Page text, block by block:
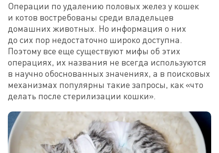
Операции по удалению половых желез у кошек
и котов востребованы среди владельцев
домашних животных. Но информация о них
до сих пор недостаточно широко доступна.
Поэтому все еще существуют мифы об этих
операциях, их названия не всегда используются
в научно обоснованных значениях, а в поисковых
механизмах популярны такие запросы, как «что
делать после стерилизации кошки».